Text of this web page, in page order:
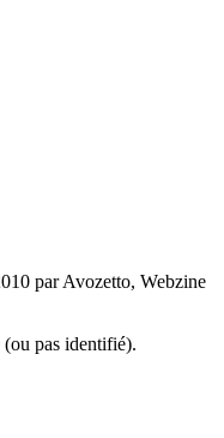
par Avozetto, Webzine
(ou pas identifié).